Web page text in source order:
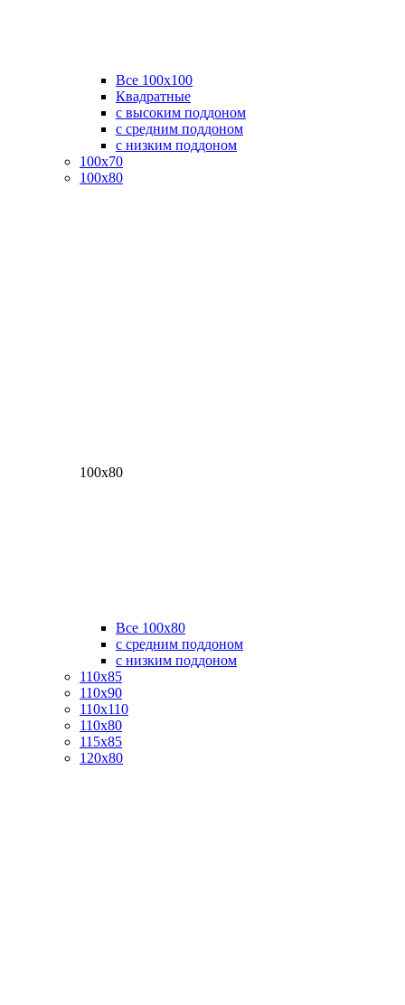
Все 100х100
Квадратные
с высоким поддоном
с средним поддоном
с низким поддоном
100х70
100х80
100х80
Все 100х80
с средним поддоном
с низким поддоном
110х85
110х90
110х110
110х80
115х85
120х80